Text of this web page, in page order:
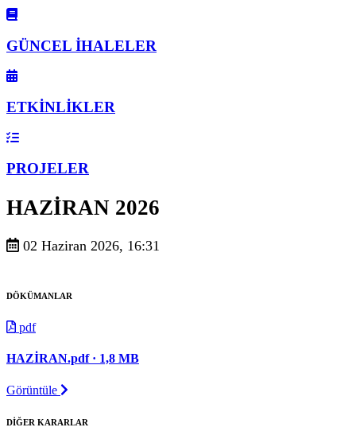
GÜNCEL İHALELER
ETKİNLİKLER
PROJELER
HAZİRAN 2026
02 Haziran 2026, 16:31
DÖKÜMANLAR
pdf
HAZİRAN.pdf · 1,8 MB
Görüntüle
DİĞER KARARLAR